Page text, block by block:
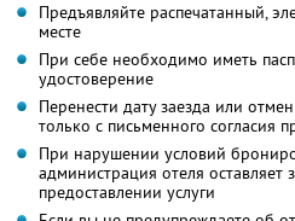
Предъявляйте распечатанный,
месте
При себе необходимо иметь
удостоверение
Перенести дату заезда или
только с письменного согласия
При нарушении условий
администрация отеля оставляет
предоставлении услуги